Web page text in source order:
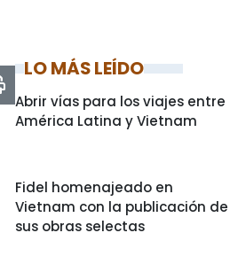
LO MÁS LEÍDO
Abrir vías para los viajes entre
América Latina y Vietnam
Fidel homenajeado en
Vietnam con la publicación de
sus obras selectas